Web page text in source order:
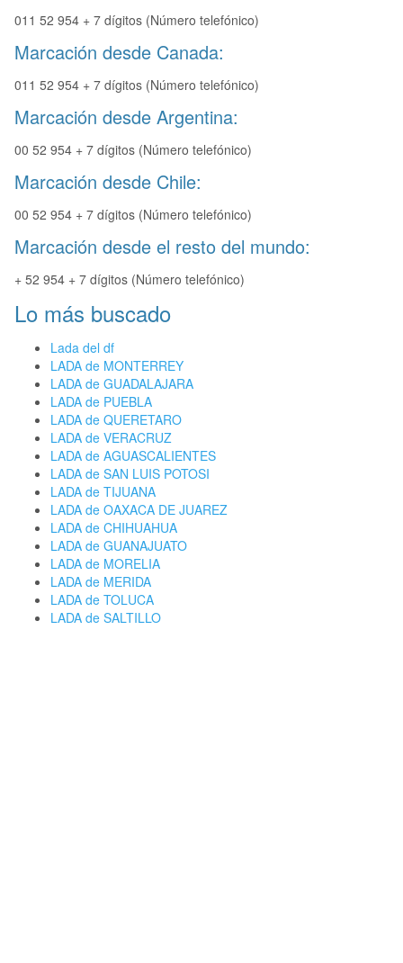
011 52 954 + 7 dígitos (Número telefónico)
Marcación desde Canada:
011 52 954 + 7 dígitos (Número telefónico)
Marcación desde Argentina:
00 52 954 + 7 dígitos (Número telefónico)
Marcación desde Chile:
00 52 954 + 7 dígitos (Número telefónico)
Marcación desde el resto del mundo:
+ 52 954 + 7 dígitos (Número telefónico)
Lo más buscado
Lada del df
LADA de MONTERREY
LADA de GUADALAJARA
LADA de PUEBLA
LADA de QUERETARO
LADA de VERACRUZ
LADA de AGUASCALIENTES
LADA de SAN LUIS POTOSI
LADA de TIJUANA
LADA de OAXACA DE JUAREZ
LADA de CHIHUAHUA
LADA de GUANAJUATO
LADA de MORELIA
LADA de MERIDA
LADA de TOLUCA
LADA de SALTILLO